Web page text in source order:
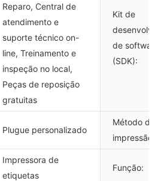
Reparo, Central de
atendimento e
suporte técnico on-
line, Treinamento e
inspeção no local,
Peças de reposição
gratuitas
Kit de
de software
(SDK):
Plugue personalizado
Método de
impressão:
Impressora de
etiquetas
Função: